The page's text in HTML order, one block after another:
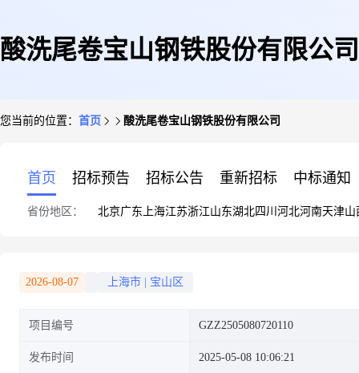
酸洗尾卷宝山钢铁股份有限公司
您当前的位置： 首页 酸洗尾卷宝山钢铁股份有限公司
首页 招标预告 招标公告 重新招标 中标通知
省份地区： 北京广东 上海江苏浙江山东湖北四川 河北河南天津山
2026-08-07 上海市 宝山区
项目编号 GZZ2505080720110
发布时间 2025-05-08 10:06:21